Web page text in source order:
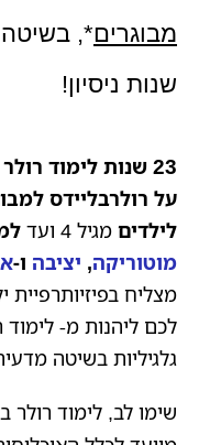
מבוגרים
שנות ניסיון!
23 שנות לימוד
על רולרבליידס
לילדים מגיל 4 ועד
מוטוריקה, יציבה ו-
מצליח
לכם ליהנות מ-
גלגיליות בשיטה
שימו לב, לימוד רולר